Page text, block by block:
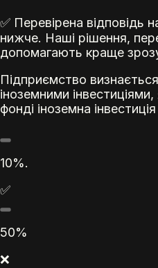
✅ Перевірена відповідь
нижче. Наші рішення,
допомагають краще
Підприємство
іноземними
фонді іноземна
10%.
✅
50%
❌